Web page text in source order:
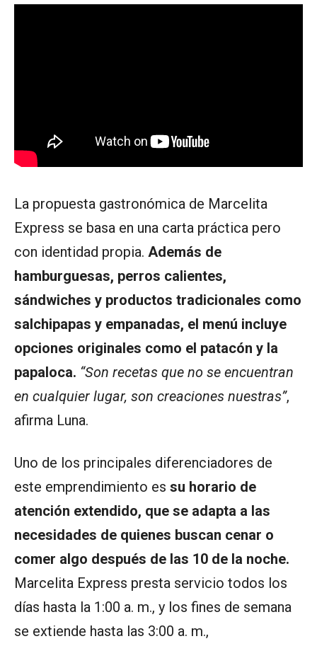
La propuesta gastronómica de Marcelita
Express se basa en una carta práctica pero
con identidad propia. Además de
hamburguesas, perros calientes,
sándwiches y productos tradicionales como
salchipapas y empanadas, el menú incluye
opciones originales como el patacón y la
papaloca. “Son recetas que no se encuentran
en cualquier lugar, son creaciones nuestras”,
afirma Luna.
Uno de los principales diferenciadores de
este emprendimiento es su horario de
atención extendido, que se adapta a las
necesidades de quienes buscan cenar o
comer algo después de las 10 de la noche.
Marcelita Express presta servicio todos los
días hasta la 1:00 a. m., y los fines de semana
se extiende hasta las 3:00 a. m.,